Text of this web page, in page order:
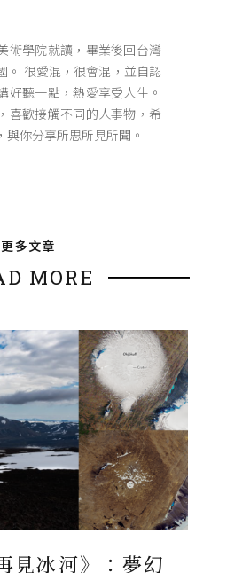
術學院就讀，畢業後回台灣
。 很愛混，很會混，並自認
好聽一點，熱愛享受人生。
喜歡接觸不同的人事物，希
你分享所思所見所聞。
更多文章
MORE
見冰河》：夢幻